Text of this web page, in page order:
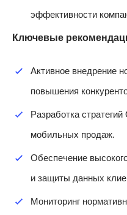
эффективности
Ключевые
Активное внедрение
повышения
Разработка
мобильных продаж.
Обеспечение
и защиты данных
Мониторинг